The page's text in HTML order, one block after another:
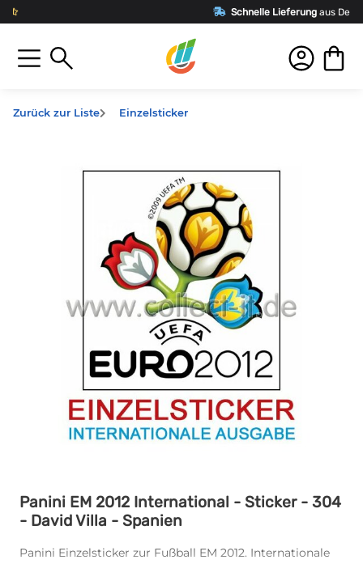
Schnelle Lieferung aus Deutschland
Zurück zur Liste Einzelsticker
Panini EM 2012 International - Sticker - 304
- David Villa - Spanien
Panini Einzelsticker zur Fußball EM 2012. Internationale